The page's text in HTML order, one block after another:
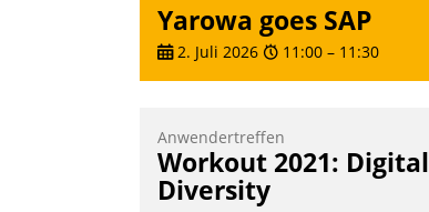
Yarowa goes SAP
2. Juli 2026 11:00 – 11:30
Anwendertreffen
Workout 2021: Digital
Diversity